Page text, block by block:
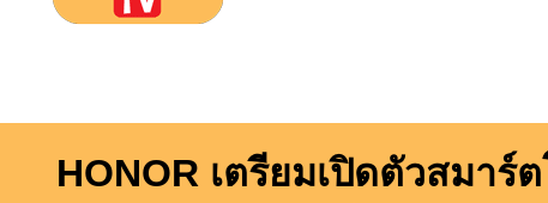
HONOR เตรียมเปิดตัวสมา